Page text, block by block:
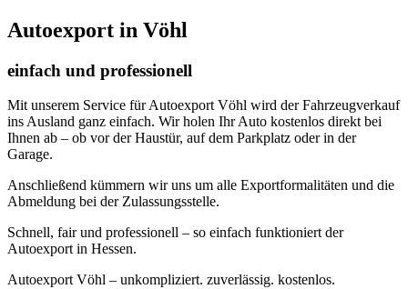
Autoexport in Vöhl
einfach und professionell
Mit unserem Service für Autoexport Vöhl wird der Fahrzeugverkauf
ins Ausland ganz einfach. Wir holen Ihr Auto kostenlos direkt bei
Ihnen ab – ob vor der Haustür, auf dem Parkplatz oder in der
Garage.
Anschließend kümmern wir uns um alle Exportformalitäten und die
Abmeldung bei der Zulassungsstelle.
Schnell, fair und professionell – so einfach funktioniert der
Autoexport in Hessen.
Autoexport Vöhl – unkompliziert. zuverlässig. kostenlos.